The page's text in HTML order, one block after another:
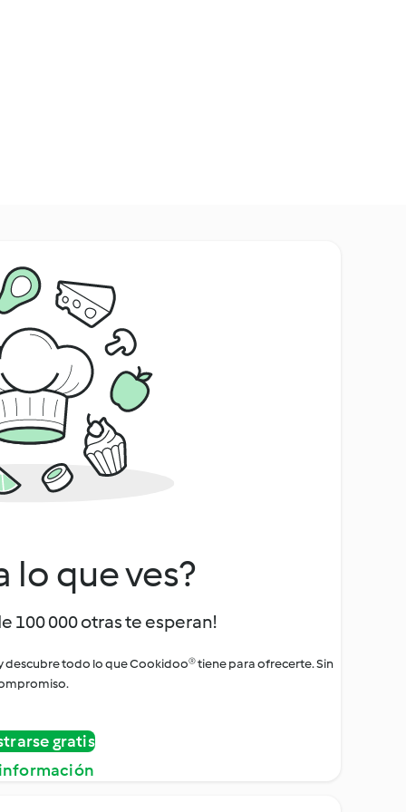
lo que ves?
100 000 otras te esperan!
descubre todo lo que Cookidoo® tiene para ofrecerte. Sin
gratis